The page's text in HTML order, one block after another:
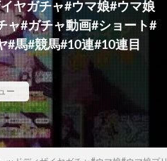
ヤガチャ#ウマ娘#ウマ娘
ャ#ガチャ動画#ショート#
#馬#競馬#10連#10連目
ー